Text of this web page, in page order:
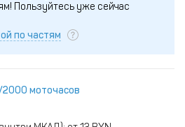
Пользуйтесь уже сейчас
по частям
моточасов